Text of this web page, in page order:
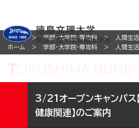
ホーム 学部・大学院・専攻科 人間生
ホーム
学部・大学院・専攻科 人間生
3/21オープンキャンパス
健康関連】のご案内